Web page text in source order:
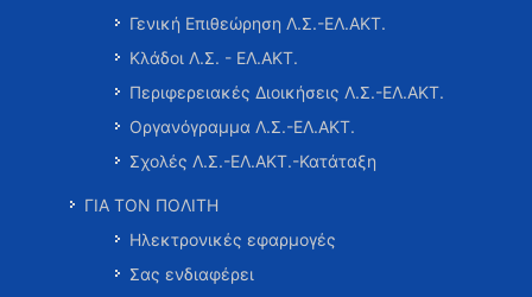
Γενική Επιθεώρηση Λ.Σ.-ΕΛ.ΑΚΤ.
Κλάδοι Λ.Σ. - ΕΛ.ΑΚΤ.
Περιφερειακές Διοικήσεις Λ.Σ.-ΕΛ.ΑΚΤ.
Οργανόγραμμα Λ.Σ.-ΕΛ.ΑΚΤ.
Σχολές Λ.Σ.-ΕΛ.ΑΚΤ.-Κατάταξη
ΓΙΑ ΤΟΝ ΠΟΛΙΤΗ
Ηλεκτρονικές εφαρμογές
Σας ενδιαφέρει